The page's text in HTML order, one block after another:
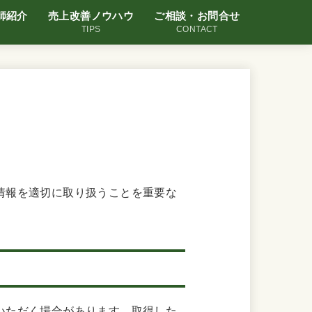
紹介 売上改善ノウハウ
TIPS
ご相談・お問合せ
CONTACT
を適切に取り扱うことを重要な